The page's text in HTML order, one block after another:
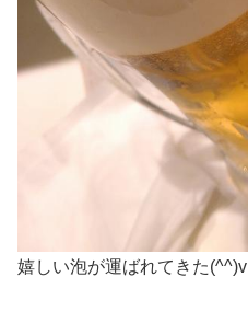
嬉しい泡が運ばれてきた(^^)v